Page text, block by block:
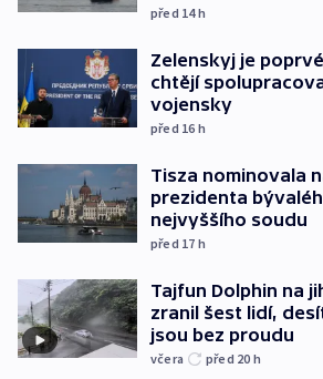
před 14h
Zelenskyj je
chtějí
vojensky
před 16 h
Tisza nominovala
prezidenta
nejvyššího soudu
před 17 h
Tajfun Dolphin na
zranil šest lidí,
jsou bez proudu
včera před 20 h